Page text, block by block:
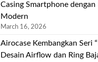
Casing Smartphone
Modern
March 16, 2026
Airocase Kembangkan Seri
Desain Airflow dan Ring